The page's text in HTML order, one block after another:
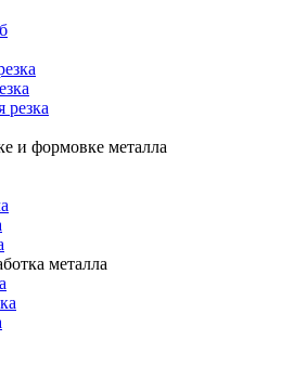
резка
и формовке металла
металла